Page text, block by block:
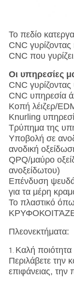
Το πεδίο
CNC
CNC που
Οι υπηρεσίες
CNC
CNC υπηρεσία
Κοπή λέιζερ/
Knurling
Τρύπημα της
Υποβολή σε
ανοδική
QPQ/μαύρο
ανοξείδωτου)
Επένδυση
για τα μέρη
Το πλαστικό
Πλεονεκτήματα:
1. Καλή ποιότητα
Περιλάβετε την
επιφάνειας,